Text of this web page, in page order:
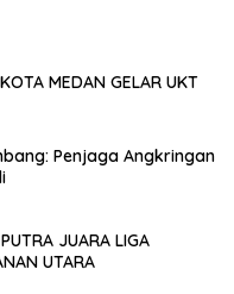
MEDAN GELAR UKT
Penjaga Angkringan
JUARA LIGA
UTARA